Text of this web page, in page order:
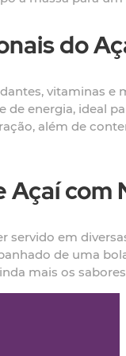
do
vitaminas
de energia, ideal
além de
Açaí com
servido em
de uma
mais os